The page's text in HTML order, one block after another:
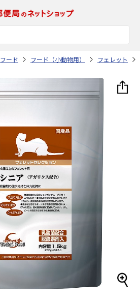
フード フード（小動物用） フェレット